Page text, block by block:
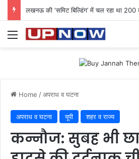
Menu
Home /अपराध व घटना
अपराध व घटना यूपी शहर व राज्य
कन्नौज: सुबह भी